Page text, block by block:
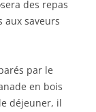
des repas
saveurs
par le
en bois
déjeuner, il